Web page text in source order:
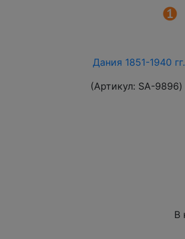
Дания 1851-1940
(Артикул: SA-9896)
В